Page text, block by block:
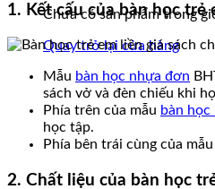
Chưa có sản phẩm trong
Quay trở lại cửa hàng
1. Kết cấu của bàn học trẻ
Mẫu bàn học nhựa đơn
sách vở và đèn chiếu khi
Phía trên của mẫu bàn
học tập.
Phía bên trái cùng của mẫu
2. Chất liệu của bàn học